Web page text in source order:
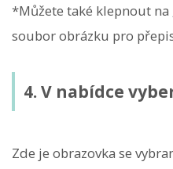
*Můžete také klepnout na
soubor obrázku pro
4. V nabídce
Zde je obrazovka se